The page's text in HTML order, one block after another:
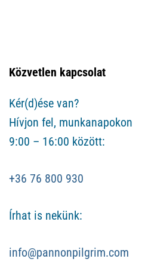
Közvetlen kapcsolat
Kér(d)ése van?
Hívjon fel, munkanapokon
9:00 – 16:00 között:
+36 76 800 930
Írhat is nekünk:
info@pannonpilgrim.com